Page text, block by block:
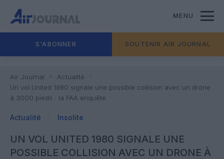
MENU
S'ABONNER SOUTENIR AIR JOURNAL
Air Journal
Actualité
Un vol United 1980 signale une possible collision avec un drone
à 3000 pieds : la FAA enquête
Actualité Insolite
UN VOL UNITED 1980 SIGNALE UNE
POSSIBLE COLLISION AVEC UN DRONE À